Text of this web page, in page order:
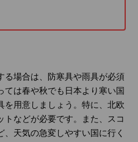
る場合は、防寒具や雨具が必須
ては春や秋でも日本より寒い国
を用意しましょう。特に、北欧
トなどが必要です。また、スコ
天気の急変しやすい国に行く